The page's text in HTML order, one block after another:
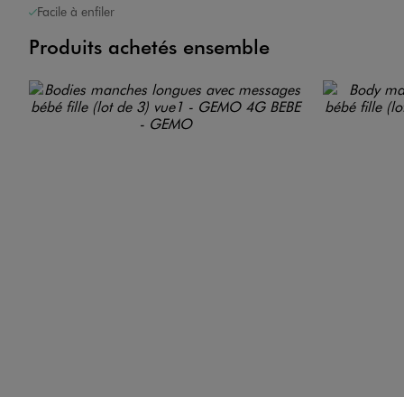
Facile à enfiler
Produits achetés ensemble